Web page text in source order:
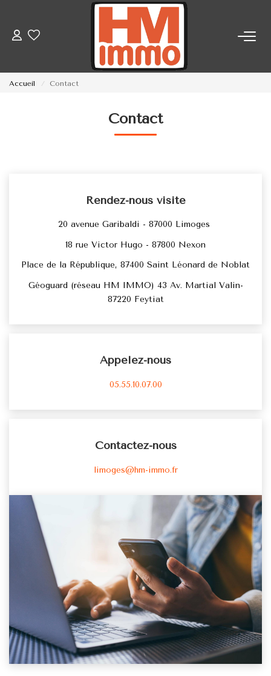
ACCUEIL
BIENS VENDUS
NOS AGENCES
Nos Actualités
Accueil Contact
Contact
Rendez-nous visite
20 avenue Garibaldi - 87000 Limoges
18 rue Victor Hugo - 87800 Nexon
Place de la République, 87400 Saint Léonard de Noblat
Géoguard (réseau HM IMMO) 43 Av. Martial Valin-
87220 Feytiat
Appelez-nous
05.55.10.07.00
Contactez-nous
limoges@hm-immo.fr